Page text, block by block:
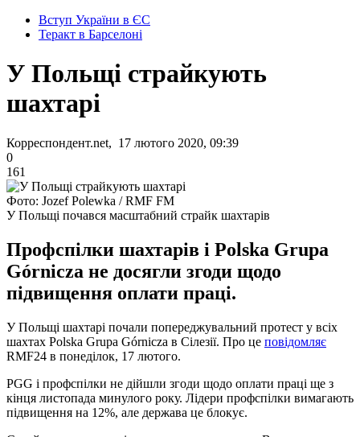
Вступ України в ЄС
Теракт в Барселоні
У Польщі страйкують
шахтарі
Корреспондент.net, 17 лютого 2020, 09:39
0
161
Фото: Jozef Polewka / RMF FM
У Польщі почався масштабний страйк шахтарів
Профспілки шахтарів і Polska Grupa
Górnicza не досягли згоди щодо
підвищення оплати праці.
У Польщі шахтарі почали попереджувальний протест у всіх
шахтах Polska Grupa Górnicza в Сілезії. Про це повідомляє
RMF24 в понеділок, 17 лютого.
PGG і профспілки не дійшли згоди щодо оплати праці ще з
кінця листопада минулого року. Лідери профспілки вимагають
підвищення на 12%, але держава це блокує.